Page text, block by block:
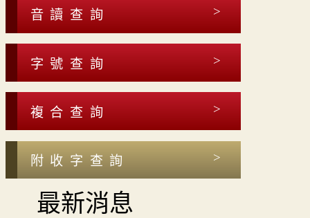
音讀查詢
字號查詢
複合查詢
附收字查詢
最新消息